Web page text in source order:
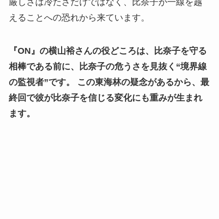
厳しさは冷たさだけではなく、比奈子が一線を越
えることへの恐れから来ています。
『ON』の横山裕さんの役どころは、比奈子を守る
相棒である前に、比奈子の危うさを見抜く“境界線
の監視者”です。
この東海林の疑念があるから、最
終回で彼が比奈子を信じる変化にも重みが生まれ
ます。